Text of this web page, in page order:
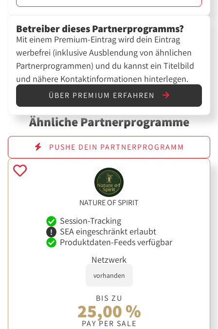
Betreiber dieses Partnerprogramms?
Mit einem Premium-Eintrag wird dein Eintrag
werbefrei (inklusive Ausblendung von ähnlichen
Partnerprogrammen) und du kannst ein Titelbild
und nähere Kontaktinformationen hinterlegen.
ÜBER PREMIUM ERFAHREN
Ähnliche Partnerprogramme
PUSHE DEIN PARTNERPROGRAMM
NATURE OF SPIRIT
Session-Tracking
SEA eingeschränkt erlaubt
Produktdaten-Feeds verfügbar
Netzwerk
vorhanden
BIS ZU
25,00 %
PAY PER SALE